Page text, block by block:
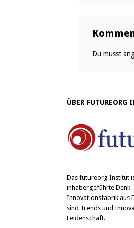
Du musst
ÜBER FUTUREORG
Das futureorg Institut
inhabergeführte Denk-
Innovationsfabrik aus
sind Trends und
Leidenschaft.